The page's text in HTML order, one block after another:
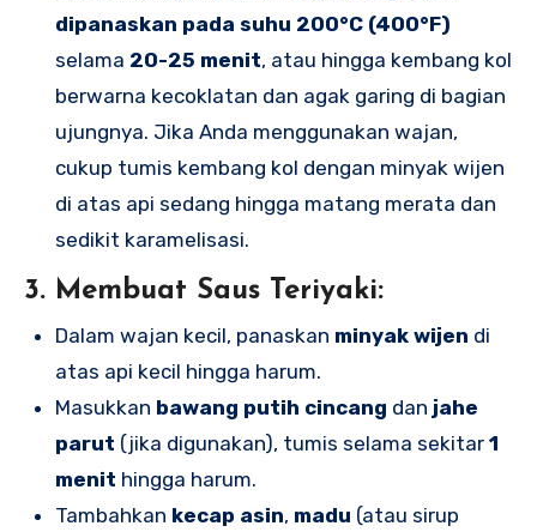
dipanaskan pada suhu 200°C (400°F)
selama 20-25 menit, atau hingga kembang kol
berwarna kecoklatan dan agak garing di bagian
ujungnya. Jika Anda menggunakan wajan,
cukup tumis kembang kol dengan minyak wijen
di atas api sedang hingga matang merata dan
sedikit karamelisasi.
3. Membuat Saus Teriyaki:
Dalam wajan kecil, panaskan minyak wijen di
atas api kecil hingga harum.
Masukkan bawang putih cincang dan jahe
parut (jika digunakan), tumis selama sekitar 1
menit hingga harum.
Tambahkan kecap asin, madu (atau sirup